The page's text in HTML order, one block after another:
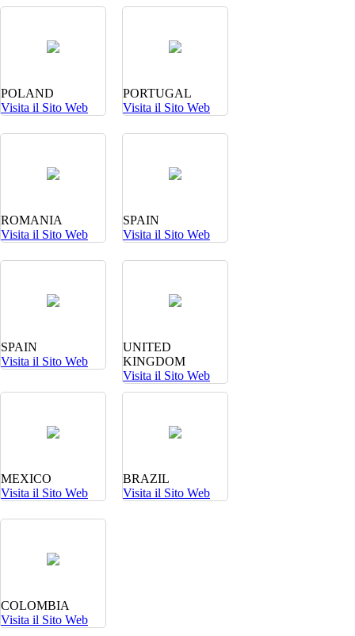
POLAND
Visita il Sito Web
PORTUGAL
Visita il Sito Web
ROMANIA
Visita il Sito Web
SPAIN
Visita il Sito Web
SPAIN
Visita il Sito Web
UNITED
KINGDOM
Visita il Sito Web
MEXICO
Visita il Sito Web
BRAZIL
Visita il Sito Web
COLOMBIA
Visita il Sito Web